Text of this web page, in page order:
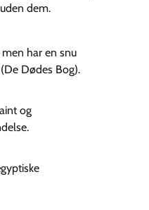
dem.
har en snu
(De Dødes Bog).
og